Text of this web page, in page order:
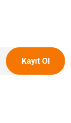
Kayıt Ol